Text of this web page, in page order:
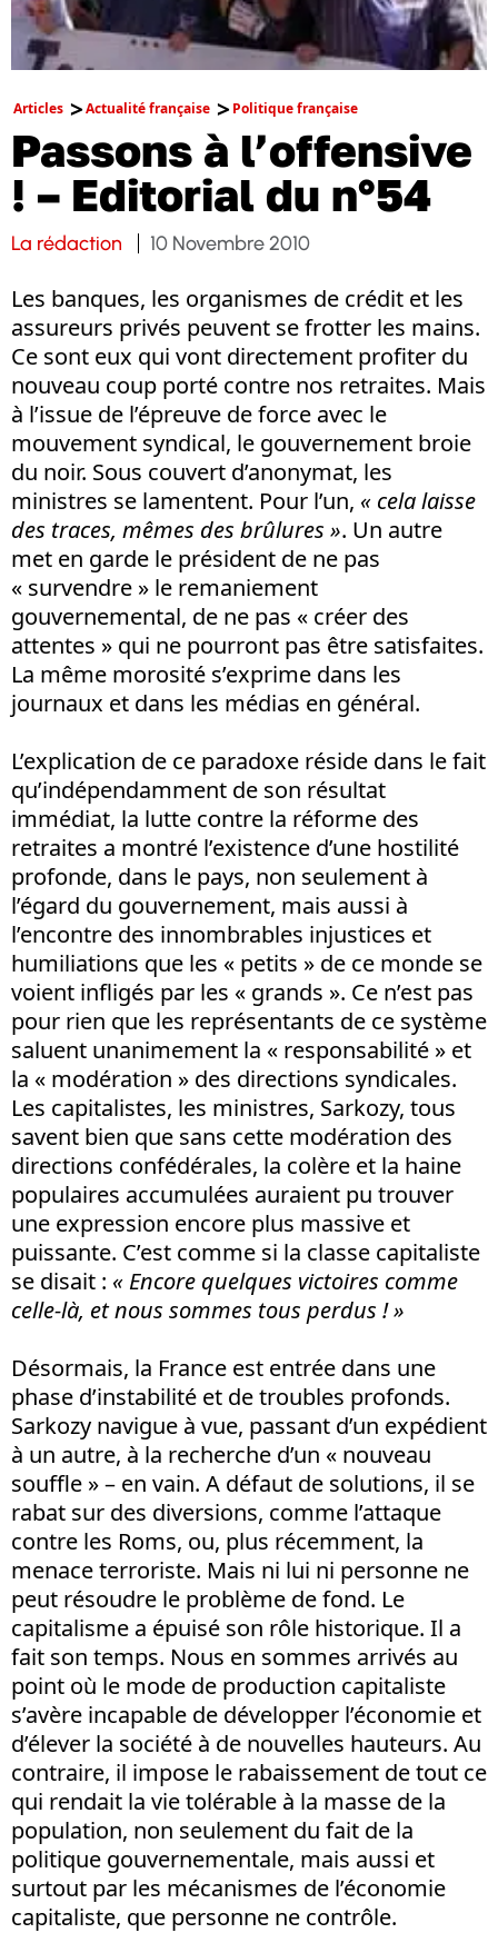
Articles Actualité française Politique française
Passons à l’offensive
! – Editorial du n°54
La rédaction 10 Novembre 2010
Les banques, les organismes de crédit et les
assureurs privés peuvent se frotter les mains.
Ce sont eux qui vont directement profiter du
nouveau coup porté contre nos retraites. Mais
à l’issue de l’épreuve de force avec le
mouvement syndical, le gouvernement broie
du noir. Sous couvert d’anonymat, les
ministres se lamentent. Pour l’un, « cela laisse
des traces, mêmes des brûlures ». Un autre
met en garde le président de ne pas
« survendre » le remaniement
gouvernemental, de ne pas « créer des
attentes » qui ne pourront pas être satisfaites.
La même morosité s’exprime dans les
journaux et dans les médias en général.
L’explication de ce paradoxe réside dans le fait
qu’indépendamment de son résultat
immédiat, la lutte contre la réforme des
retraites a montré l’existence d’une hostilité
profonde, dans le pays, non seulement à
l’égard du gouvernement, mais aussi à
l’encontre des innombrables injustices et
humiliations que les « petits » de ce monde se
voient infligés par les « grands ». Ce n’est pas
pour rien que les représentants de ce système
saluent unanimement la « responsabilité » et
la « modération » des directions syndicales.
Les capitalistes, les ministres, Sarkozy, tous
savent bien que sans cette modération des
directions confédérales, la colère et la haine
populaires accumulées auraient pu trouver
une expression encore plus massive et
puissante. C’est comme si la classe capitaliste
se disait : « Encore quelques victoires comme
celle-là, et nous sommes tous perdus ! »
Désormais, la France est entrée dans une
phase d’instabilité et de troubles profonds.
Sarkozy navigue à vue, passant d’un expédient
à un autre, à la recherche d’un « nouveau
souffle » – en vain. A défaut de solutions, il se
rabat sur des diversions, comme l’attaque
contre les Roms, ou, plus récemment, la
menace terroriste. Mais ni lui ni personne ne
peut résoudre le problème de fond. Le
capitalisme a épuisé son rôle historique. Il a
fait son temps. Nous en sommes arrivés au
point où le mode de production capitaliste
s’avère incapable de développer l’économie et
d’élever la société à de nouvelles hauteurs. Au
contraire, il impose le rabaissement de tout ce
qui rendait la vie tolérable à la masse de la
population, non seulement du fait de la
politique gouvernementale, mais aussi et
surtout par les mécanismes de l’économie
capitaliste, que personne ne contrôle.